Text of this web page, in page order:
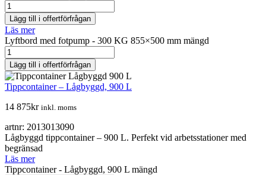
Lägg till i offertförfrågan
Läs mer
Lyftbord med fotpump - 300 KG 855×500 mm mängd
Lägg till i offertförfrågan
Tippcontainer – Lågbyggd, 900 L
14 875kr inkl. moms
artnr: 2013013090
Lågbyggd tippcontainer – 900 L. Perfekt vid arbetsstationer med
begränsad
Läs mer
Tippcontainer - Lågbyggd, 900 L mängd